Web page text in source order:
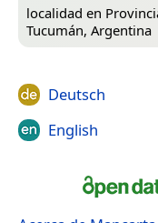
localidad en
Tucumán, Argentina
Deutsch
English